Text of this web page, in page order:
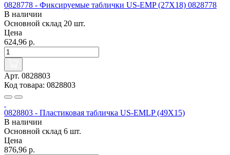
0828778 - Фиксируемые таблички US-EMP (27X18) 0828778
В наличии
Основной склад 20 шт.
Цена
624,96 р.
Арт. 0828803
Код товара: 0828803
0828803 - Пластиковая табличка US-EMLP (49X15)
В наличии
Основной склад 6 шт.
Цена
876,96 р.